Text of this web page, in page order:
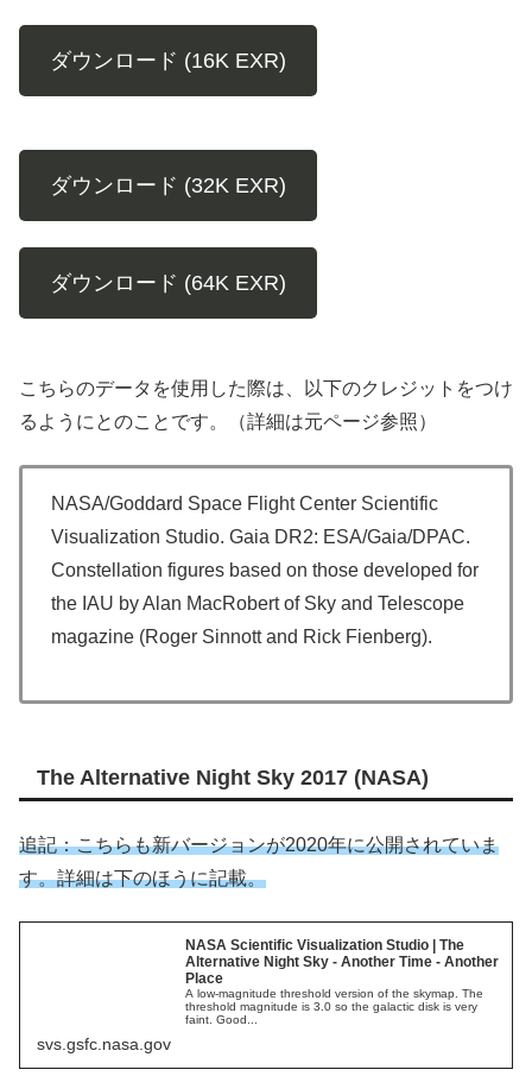
ダウンロード (16K EXR)
ダウンロード (32K EXR)
ダウンロード (64K EXR)
こちらのデータを使用した際は、以下のクレジットをつけ
るようにとのことです。（詳細は元ページ参照）
NASA/Goddard Space Flight Center Scientific
Visualization Studio. Gaia DR2: ESA/Gaia/DPAC.
Constellation figures based on those developed for
the IAU by Alan MacRobert of Sky and Telescope
magazine (Roger Sinnott and Rick Fienberg).
The Alternative Night Sky 2017 (NASA)
追記：こちらも新バージョンが2020年に公開されていま
す。詳細は下のほうに記載。
NASA Scientific Visualization Studio | The
Alternative Night Sky - Another Time - Another
Place
A low-magnitude threshold version of the skymap. The
threshold magnitude is 3.0 so the galactic disk is very
faint. Good...
svs.gsfc.nasa.gov